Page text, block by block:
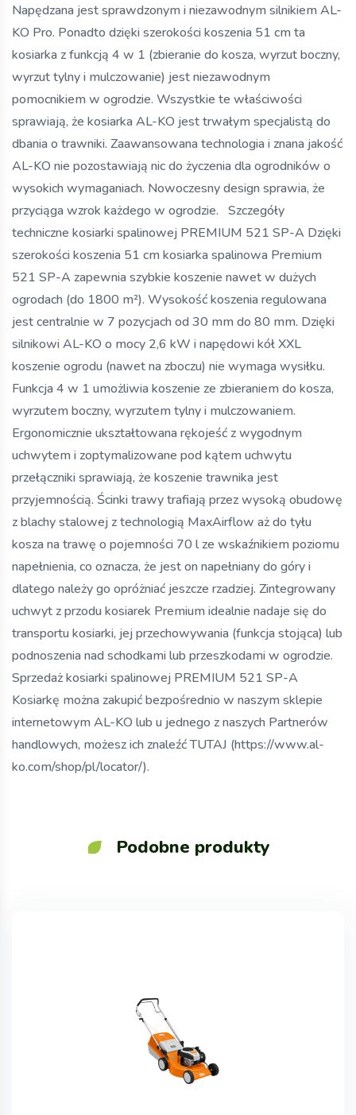
Napędzana jest sprawdzonym i niezawodnym silnikiem AL-
KO Pro. Ponadto dzięki szerokości koszenia 51 cm ta
kosiarka z funkcją 4 w 1 (zbieranie do kosza, wyrzut boczny,
wyrzut tylny i mulczowanie) jest niezawodnym
pomocnikiem w ogrodzie. Wszystkie te właściwości
sprawiają, że kosiarka AL-KO jest trwałym specjalistą do
dbania o trawniki. Zaawansowana technologia i znana jakość
AL-KO nie pozostawiają nic do życzenia dla ogrodników o
wysokich wymaganiach. Nowoczesny design sprawia, że ​​
przyciąga wzrok każdego w ogrodzie. Szczegóły
techniczne kosiarki spalinowej PREMIUM 521 SP-A Dzięki
szerokości koszenia 51 cm kosiarka spalinowa Premium
521 SP-A zapewnia szybkie koszenie nawet w dużych
ogrodach (do 1800 m²). Wysokość koszenia regulowana
jest centralnie w 7 pozycjach od 30 mm do 80 mm. Dzięki
silnikowi AL-KO o mocy 2,6 kW i napędowi kół XXL
koszenie ogrodu (nawet na zboczu) nie wymaga wysiłku.
Funkcja 4 w 1 umożliwia koszenie ze zbieraniem do kosza,
wyrzutem boczny, wyrzutem tylny i mulczowaniem.
Ergonomicznie ukształtowana rękojeść z wygodnym
uchwytem i zoptymalizowane pod kątem uchwytu
przełączniki sprawiają, że koszenie trawnika jest
przyjemnością. Ścinki trawy trafiają przez wysoką obudowę
z blachy stalowej z technologią MaxAirflow aż do tyłu
kosza na trawę o pojemności 70 l ze wskaźnikiem poziomu
napełnienia, co oznacza, że ​​jest on napełniany do góry i
dlatego należy go opróżniać jeszcze rzadziej. Zintegrowany
uchwyt z przodu kosiarek Premium idealnie nadaje się do
transportu kosiarki, jej przechowywania (funkcja stojąca) lub
podnoszenia nad schodkami lub przeszkodami w ogrodzie.
Sprzedaż kosiarki spalinowej PREMIUM 521 SP-A
Kosiarkę można zakupić bezpośrednio w naszym sklepie
internetowym AL-KO lub u jednego z naszych Partnerów
handlowych, możesz ich znaleźć TUTAJ (https://www.al-
ko.com/shop/pl/locator/).
Podobne produkty